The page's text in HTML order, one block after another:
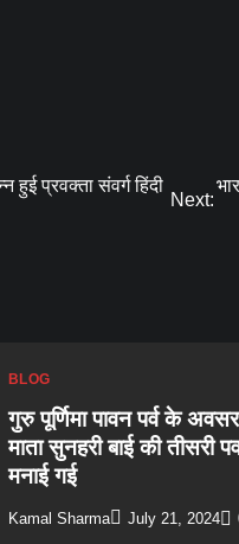
हुई प्रवक्ता संवर्ग हिंदी
Next:
BLOG
गुरु पूर्णिमा पावन पर्व के
माता सुनहरी बाई की तीसरी
मनाई गई
Kamal Sharma July 21, 2024